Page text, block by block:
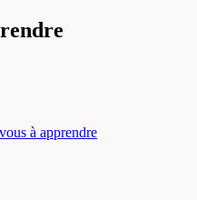
à apprendre